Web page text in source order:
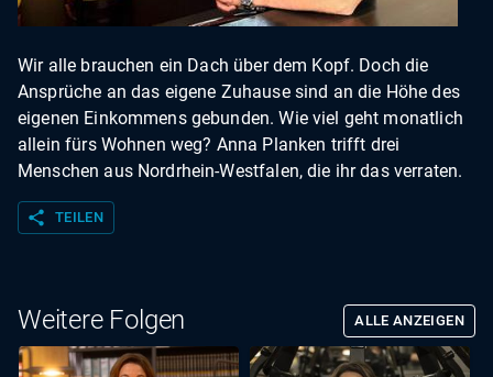
Wir alle brauchen ein Dach über dem Kopf. Doch die
Ansprüche an das eigene Zuhause sind an die Höhe des
eigenen Einkommens gebunden. Wie viel geht monatlich
allein fürs Wohnen weg? Anna Planken trifft drei
Menschen aus Nordrhein-Westfalen, die ihr das verraten.
share TEILEN
Weitere Folgen ALLE ANZEIGEN